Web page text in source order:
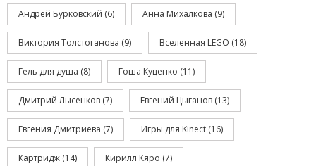
Андрей Бурковский (6) Анна Михалкова (9)
Виктория Толстоганова (9) Вселенная LEGO (18)
Гель для душа (8) Гоша Куценко (11)
Дмитрий Лысенков (7) Евгений Цыганов (13)
Евгения Дмитриева (7) Игры для Kinect (16)
Картридж (14) Кирилл Кяро (7)